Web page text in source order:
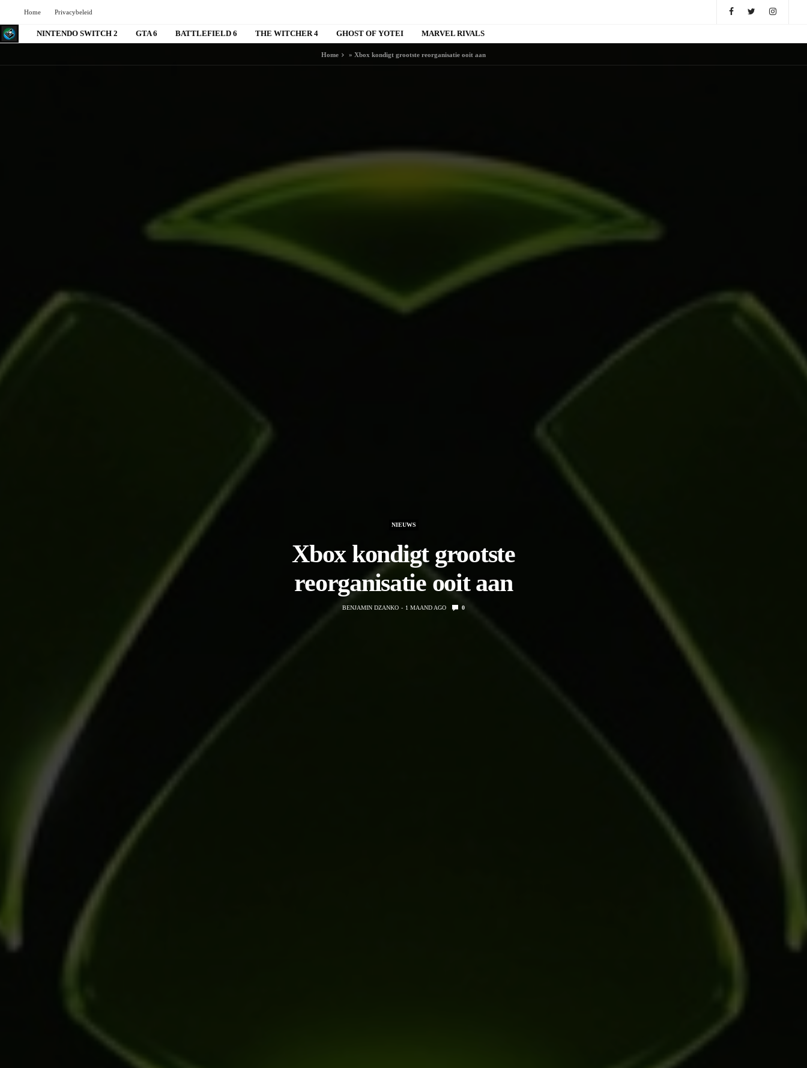
Home Privacybeleid
NINTENDO SWITCH 2 GTA 6 BATTLEFIELD 6 THE WITCHER 4 GHOST OF YOTEI MARVEL RIVALS
Home » Xbox kondigt grootste reorganisatie ooit aan
NIEUWS
Xbox kondigt grootste
reorganisatie ooit aan
BENJAMIN DZANKO 1 MAAND AGO 0